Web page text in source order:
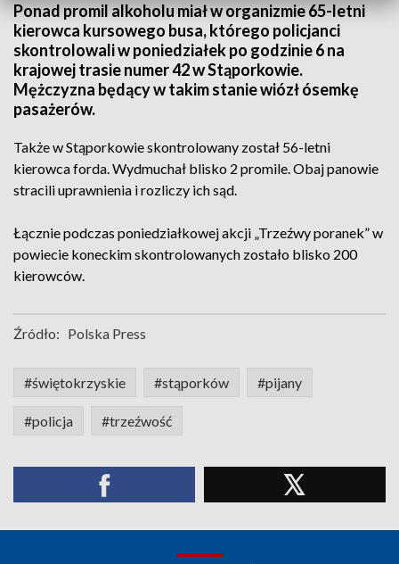
Ponad promil alkoholu miał w organizmie 65-letni
kierowca kursowego busa, którego policjanci
skontrolowali w poniedziałek po godzinie 6 na
krajowej trasie numer 42 w Stąporkowie.
Mężczyzna będący w takim stanie wiózł ósemkę
pasażerów.
Także w Stąporkowie skontrolowany został 56-letni
kierowca forda. Wydmuchał blisko 2 promile. Obaj panowie
stracili uprawnienia i rozliczy ich sąd.
Łącznie podczas poniedziałkowej akcji „Trzeźwy poranek” w
powiecie koneckim skontrolowanych zostało blisko 200
kierowców.
Źródło: Polska Press
#świętokrzyskie #stąporków #pijany
#policja #trzeźwość